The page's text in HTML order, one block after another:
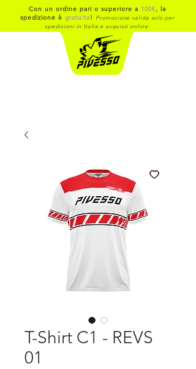
Con un ordine pari o superiore a 100€, la
spedizione ègratuita! Promozione valida solo per
spedizioni in Italia e acquisti online.
T-Shirt C1 - REVS
01